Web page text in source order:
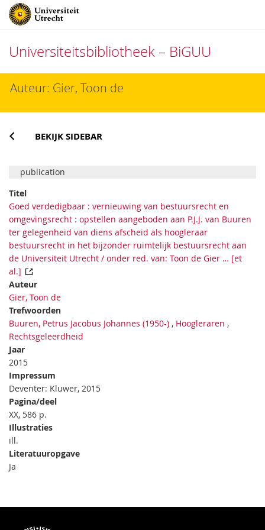
Universiteitsbibliotheek – BiGUU
naarAuteur: Gier, Toon de
BEKIJK SIDEBAR
publication
Titel
Goed verdedigbaar : vernieuwing van bestuursrecht en
omgevingsrecht : opstellen aangeboden aan P.J.J. van Buuren
ter gelegenheid van diens afscheid als hoogleraar
bestuursrecht in het bijzonder ruimtelijk bestuursrecht aan
de Universiteit Utrecht / onder red. van: Toon de Gier … [et
al.]
Auteur
Gier, Toon de
Trefwoorden
Buuren, Petrus Jacobus Johannes (1950-) , Hoogleraren ,
Rechtsgeleerdheid
Jaar
2015
Impressum
Deventer: Kluwer, 2015
Pagina/deel
XX, 586 p.
Illustraties
ill.
Literatuuropgave
Ja